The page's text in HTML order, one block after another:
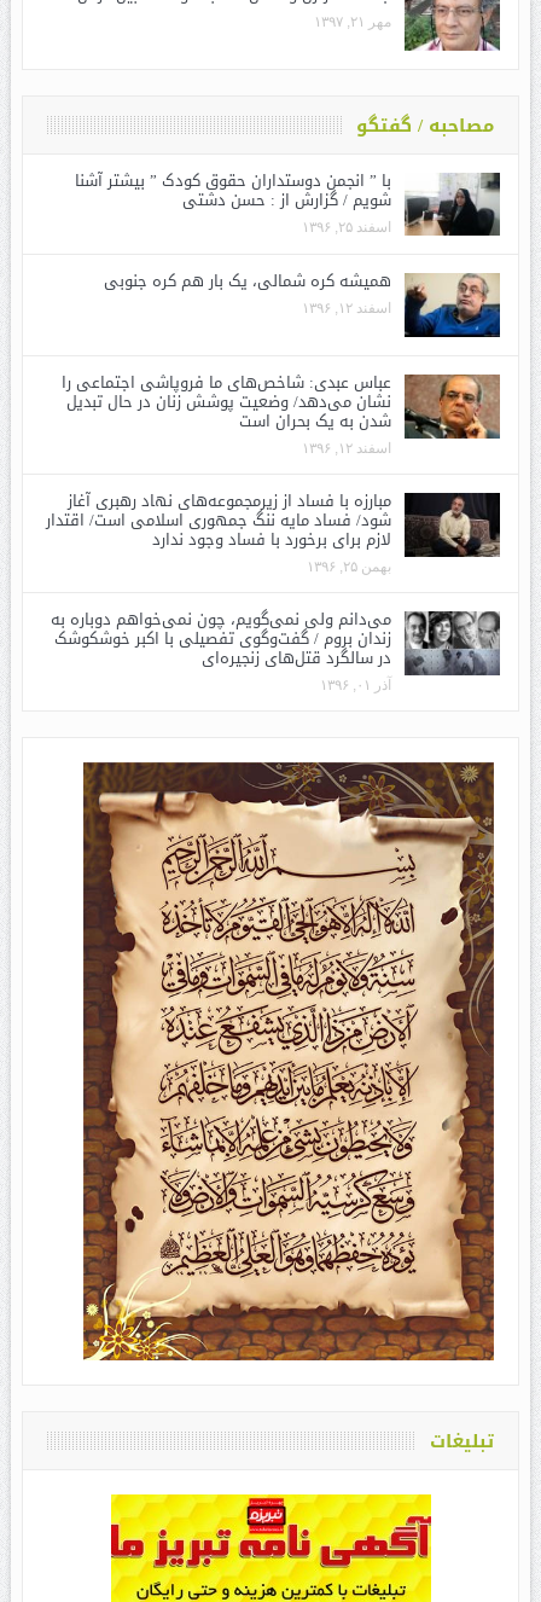
مهر ۲۱, ۱۳۹۷
مصاحبه / گفتگو
با ” انجمن دوستداران حقوق کودک ” بیشتر آشنا
شویم / گزارش از : حسن دشتی
اسفند ۲۵, ۱۳۹۶
همیشه کره شمالی، یک بار هم کره جنوبی
اسفند ۱۲, ۱۳۹۶
عباس عبدی: شاخص‌های ما فروپاشی اجتماعی را
نشان می‌دهد/ وضعیت پوشش زنان در حال تبدیل
شدن به یک بحران است
اسفند ۱۲, ۱۳۹۶
مبارزه با فساد از زیرمجموعه‌های نهاد رهبری آغاز
شود/ فساد مایه ننگ جمهوری اسلامی است/ اقتدار
لازم برای برخورد با فساد وجود ندارد
بهمن ۲۵, ۱۳۹۶
می‌دانم ولی نمی‌گویم، چون نمی‌خواهم دوباره به
زندان بروم / گفت‌وگوی تفصیلی با اکبر خوشکوشک
در سالگرد قتل‌های زنجیره‌ای
آذر ۰۱, ۱۳۹۶
تبلیغات